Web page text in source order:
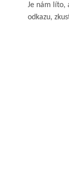
Je nám líto,
odkazu,